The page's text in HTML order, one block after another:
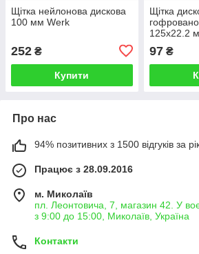
Щітка нейлонова дискова
100 мм Werk
252 ₴
Купити
Щітка
125х22.2
97₴
Про нас
94% позитивних з 1500 відгуків за
Працює з 28.09.2016
м. Миколаїв
пл. Леонтовича, 7, магазин 42. У
з 9:00 до 15:00, Миколаїв, Україна
Контакти